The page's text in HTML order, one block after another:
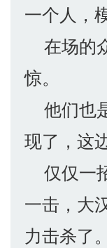
一个人，
在场的
惊。
他们也
现了，这
仅仅一
一击，大
力击杀了。